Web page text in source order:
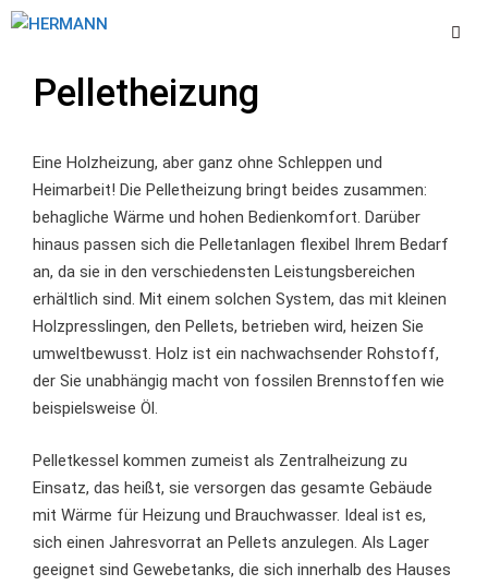
Zum
Pelletheizung
Eine Holzheizung, aber ganz ohne Schleppen und
Heimarbeit! Die Pelletheizung bringt beides zusammen:
behagliche Wärme und hohen Bedienkomfort. Darüber
hinaus passen sich die Pelletanlagen flexibel Ihrem Bedarf
an, da sie in den verschiedensten Leistungsbereichen
erhältlich sind. Mit einem solchen System, das mit kleinen
Holzpresslingen, den Pellets, betrieben wird, heizen Sie
umweltbewusst. Holz ist ein nachwachsender Rohstoff,
der Sie unabhängig macht von fossilen Brennstoffen wie
beispielsweise Öl.
Pelletkessel kommen zumeist als Zentralheizung zu
Einsatz, das heißt, sie versorgen das gesamte Gebäude
mit Wärme für Heizung und Brauchwasser. Ideal ist es,
sich einen Jahresvorrat an Pellets anzulegen. Als Lager
geeignet sind Gewebetanks, die sich innerhalb des Hauses